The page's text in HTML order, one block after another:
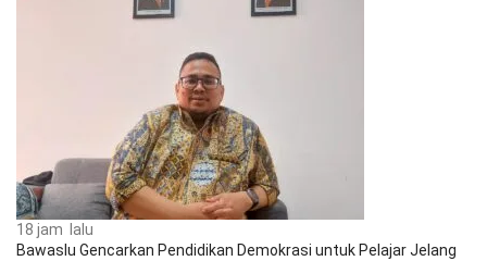
18 jam lalu
Bawaslu Gencarkan Pendidikan Demokrasi untuk Pelajar Jelang